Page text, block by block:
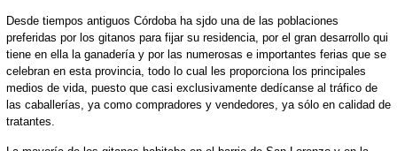
Desde tiempos antiguos Córdoba ha sjdo una de las poblaciones
preferidas por los gitanos para fijar su residencia, por el gran desarrollo qui
tiene en ella la ganadería y por las numerosas e importantes ferias que se
celebran en esta provincia, todo lo cual les proporciona los principales
medios de vida, puesto que casi exclusivamente dedícanse al tráfico de
las caballerías, ya como compradores y vendedores, ya sólo en calidad de
tratantes.